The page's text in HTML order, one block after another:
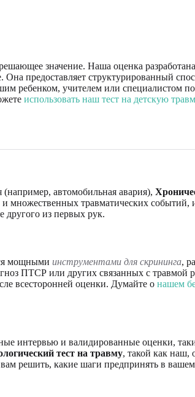
значение. Наша оценка
предоставляет структурированный
ребенком, учителем или специалистом
использовать наш тест на детскую
(например, автомобильная авария),
и множественных травматических событий,
другого из первых рук.
мощными инструментами для скрининга,
ПТСР или других связанных с травмой
всесторонней оценки. Думайте о нашем
интервью и валидированные оценки,
тест на травму, такой как наш,
решить, какие шаги предпринять в